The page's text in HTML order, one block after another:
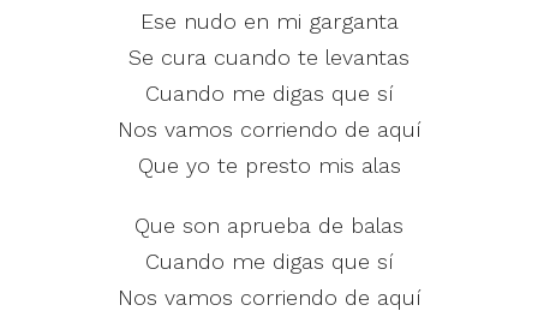
Ese nudo en mi garganta
Se cura cuando te levantas
Cuando me digas que sí
Nos vamos corriendo de aquí
Que yo te presto mis alas
Que son aprueba de balas
Cuando me digas que sí
Nos vamos corriendo de aquí